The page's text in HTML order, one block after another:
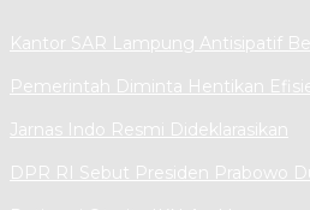
Kantor SAR Lampung Antisipatif
Pemerintah Diminta Hentikan
Jarnas Indo Resmi Dideklarasikan
DPR RI Sebut Presiden Prabowo